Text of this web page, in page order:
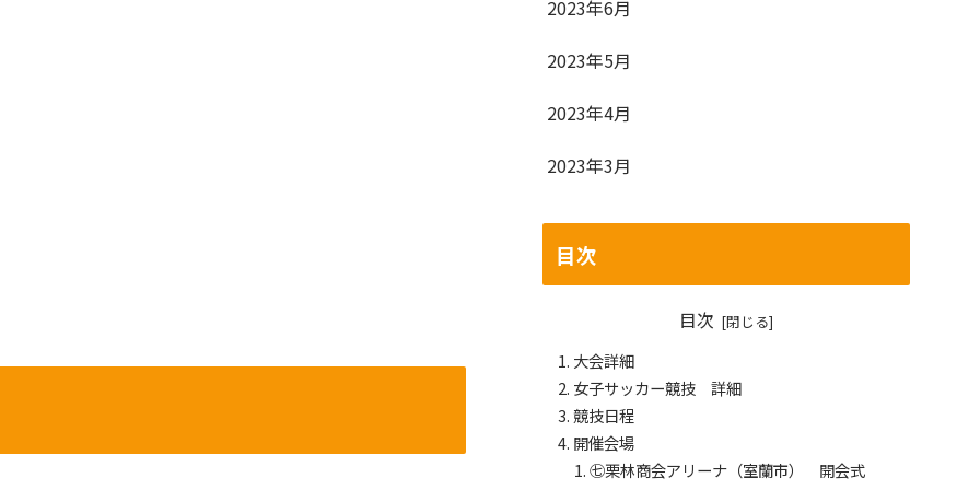
2023年6月
2023年5月
2023年4月
2023年3月
目次
目次
大会詳細
女子サッカー競技 詳細
競技日程
開催会場
㊆栗林商会アリーナ（室蘭市） 開会式